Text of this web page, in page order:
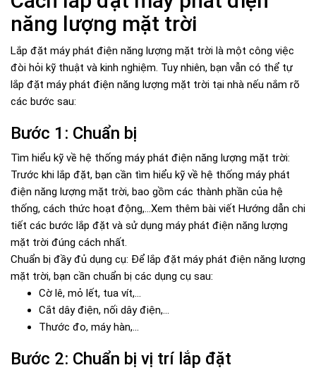
năng lượng mặt trời
Lắp đặt máy phát điện năng lượng mặt trời là một công việc
đòi hỏi kỹ thuật và kinh nghiệm. Tuy nhiên, bạn vẫn có thể tự
lắp đặt máy phát điện năng lượng mặt trời tại nhà nếu nắm rõ
các bước sau:
Bước 1: Chuẩn bị
Tìm hiểu kỹ về hệ thống máy phát điện năng lượng mặt trời:
Trước khi lắp đặt, bạn cần tìm hiểu kỹ về hệ thống máy phát
điện năng lượng mặt trời, bao gồm các thành phần của hệ
thống, cách thức hoạt động,...Xem thêm bài viết Hướng dẫn chi
tiết các bước lắp đặt và sử dụng máy phát điện năng lượng
mặt trời đúng cách nhất.
Chuẩn bị đầy đủ dụng cụ: Để lắp đặt máy phát điện năng lượng
mặt trời, bạn cần chuẩn bị các dụng cụ sau:
Cờ lê, mỏ lết, tua vít,...
Cắt dây điện, nối dây điện,...
Thước đo, máy hàn,...
Bước 2: Chuẩn bị vị trí lắp đặt